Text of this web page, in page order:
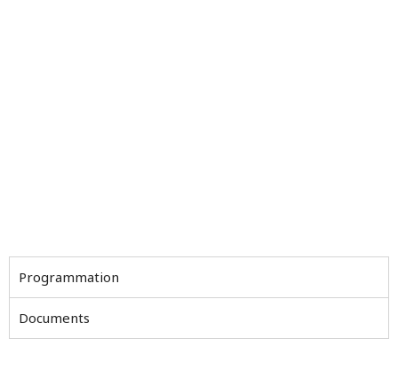
Programmation
Documents